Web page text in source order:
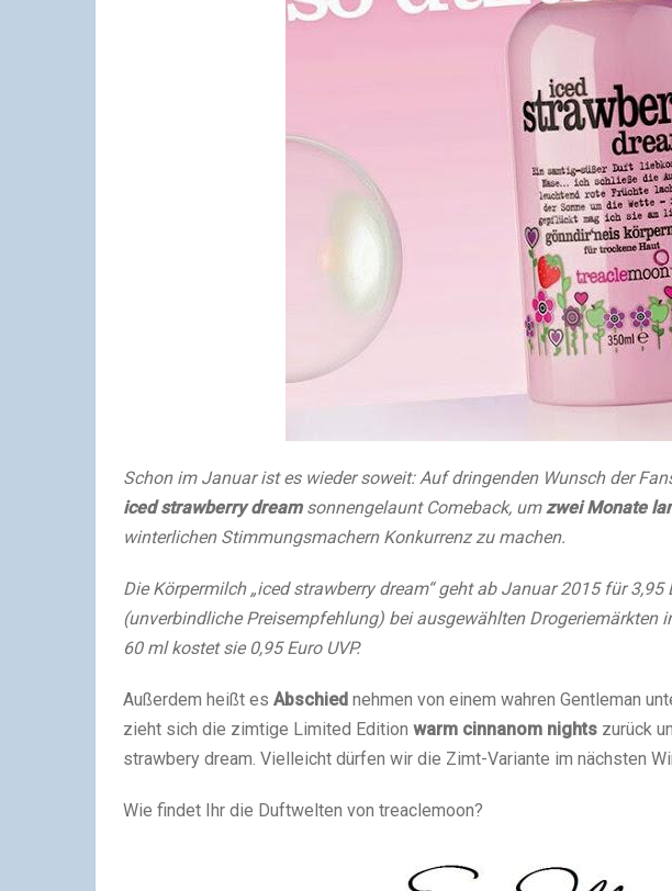
Schon im Januar ist es wieder soweit: Auf dringenden Wunsch der
iced strawberry dreamsonnengelaunt Comeback, umzwei Monate
winterlichen Stimmungsmachern Konkurrenz zu machen.
Die Körpermilch „iced strawberry dream“ geht ab Januar 2015 für 3,95
(unverbindliche Preisempfehlung) bei ausgewählten Drogeriemärkten
60 ml kostet sie 0,95 Euro UVP.
Außerdem heißt es Abschied nehmen von einem wahren Gentleman
zieht sich die zimtige Limited Edition warm cinnanom nights zurück
strawbery dream. Vielleicht dürfen wir die Zimt-Variante im nächsten
Wie findet Ihr die Duftwelten von treaclemoon?